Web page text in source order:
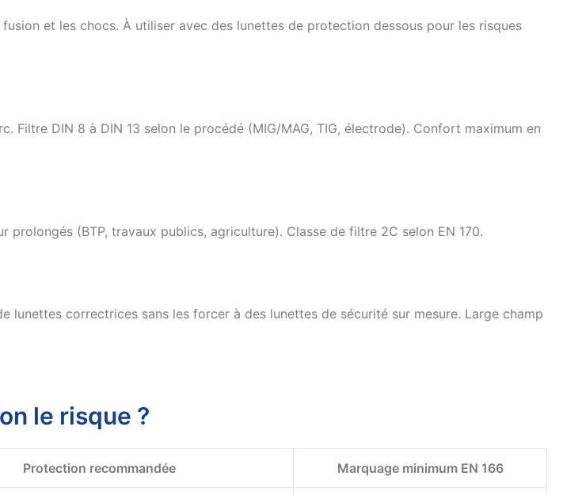
et les chocs. À utiliser avec des lunettes de protection dessous pour les risques
Filtre DIN 8 à DIN 13 selon le procédé (MIG/MAG, TIG, électrode). Confort maximum en
(BTP, travaux publics, agriculture). Classe de filtre 2C selon EN 170.
correctrices sans les forcer à des lunettes de sécurité sur mesure. Large champ
le risque ?
Protection recommandée Marquage minimum EN 166